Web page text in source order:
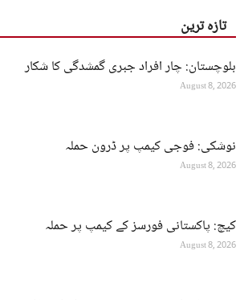
تازہ ترین
بلوچستان: چار افراد جبری گمشدگی کا شکار
August 8, 2026
نوشکی: فوجی کیمپ پر ڈرون حملہ
August 8, 2026
کیچ: پاکستانی فورسز کے کیمپ پر حملہ
August 8, 2026